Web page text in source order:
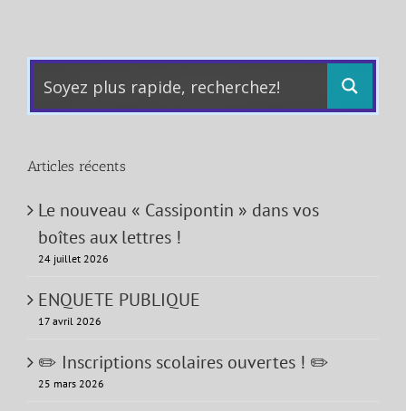
Articles récents
Le nouveau « Cassipontin » dans vos
boîtes aux lettres !
24 juillet 2026
ENQUETE PUBLIQUE
17 avril 2026
✏️ Inscriptions scolaires ouvertes ! ✏️
25 mars 2026